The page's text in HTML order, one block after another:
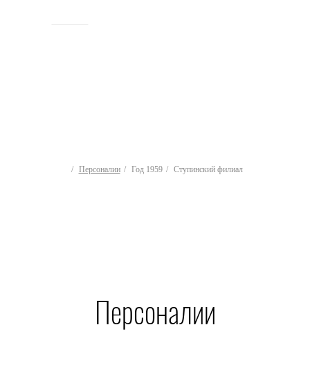
Персоналии Год 1959 Ступинский филиал
Персоналии